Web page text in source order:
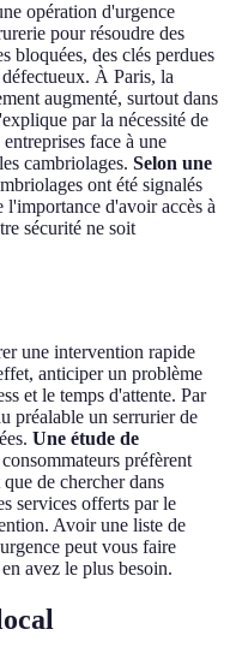
opération d'urgence
pour résoudre des
bloquées, des clés perdues
défectueux. À Paris, la
augmenté, surtout dans
par la nécessité de
face à une
cambriolages. Selon une
ont été signalés
d'avoir accès à
sécurité ne soit
une intervention rapide
anticiper un problème
et le temps d'attente. Par
préalable un serrurier de
Une étude de
préfèrent
de chercher dans
services offerts par le
Avoir une liste de
peut vous faire
avez le plus besoin.